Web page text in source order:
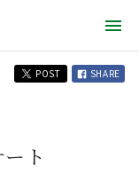
POST SHARE
ト